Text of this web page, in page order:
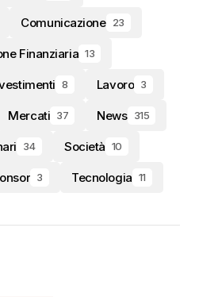
Comunicazione 23
Finanziaria 13
8 Lavoro 3
Mercati 37 News 315
34 Società 10
3 Tecnologia 11